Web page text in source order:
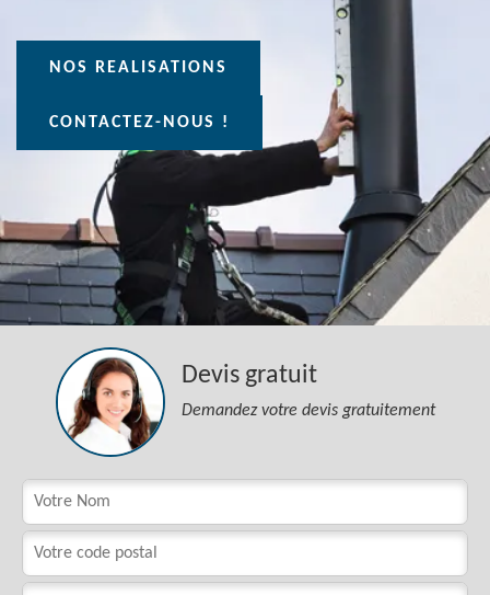
NOS REALISATIONS
CONTACTEZ-NOUS !
Devis gratuit
Demandez votre devis gratuitement